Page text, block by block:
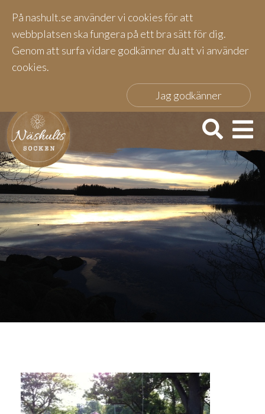
På nashult.se använder vi cookies för att
webbplatsen ska fungera på ett bra sätt för dig.
Genom att surfa vidare godkänner du att vi använder
cookies.
Jag godkänner